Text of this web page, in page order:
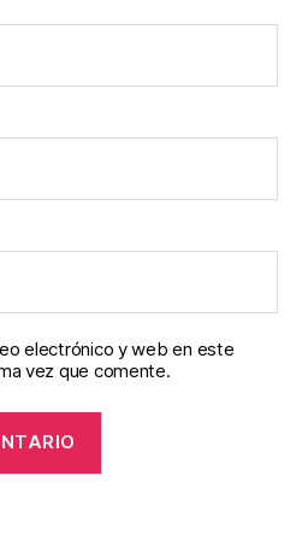
electrónico y web en este
vez que comente.